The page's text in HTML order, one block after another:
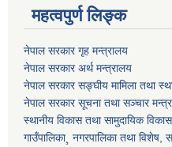
महत्वपुर्ण लिङ्क
नेपाल सरकार गृह मन्त्रालय
नेपाल सरकार अर्थ मन्त्रालय
नेपाल सरकार सङ्घीय मामिला तथा
नेपाल सरकार सूचना तथा सञ्चार
स्थानीय विकास तथा सामुदायिक
गाउँपालिका¸ नगरपालिका तथा विशेष,